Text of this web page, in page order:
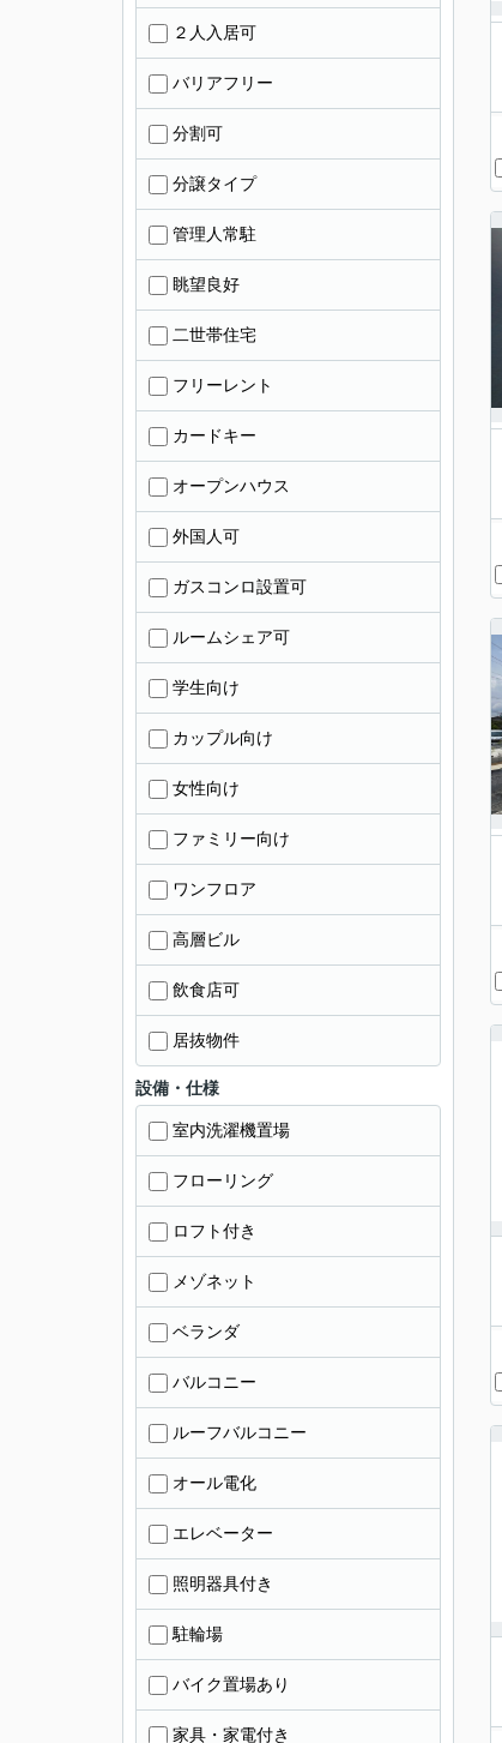
２人入居可
バリアフリー
分割可
分譲タイプ
管理人常駐
眺望良好
二世帯住宅
フリーレント
カードキー
オープンハウス
外国人可
ガスコンロ設置可
ルームシェア可
学生向け
カップル向け
女性向け
ファミリー向け
ワンフロア
高層ビル
飲食店可
居抜物件
設備・仕様
室内洗濯機置場
フローリング
ロフト付き
メゾネット
ベランダ
バルコニー
ルーフバルコニー
オール電化
エレベーター
照明器具付き
駐輪場
バイク置場あり
家具・家電付き